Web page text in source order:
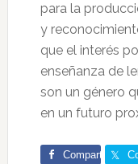
para la
y
que el interés
enseñanza de
son un género
en un futuro
Comparte